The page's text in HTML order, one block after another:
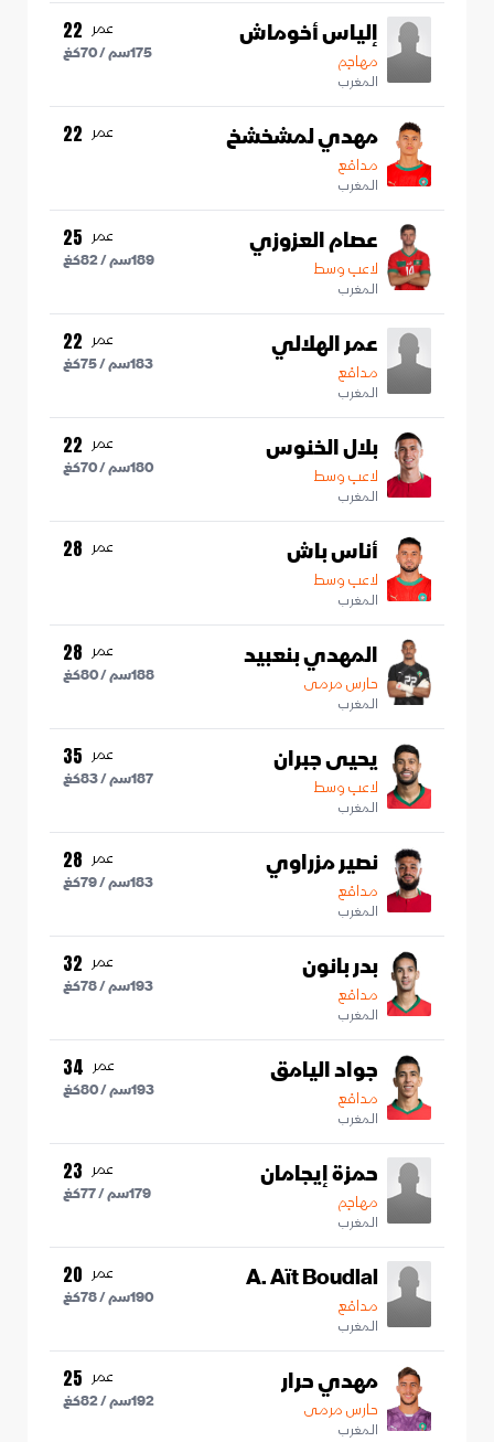
إلياس أخوماش
مهاجم
المغرب
عمر 22
175سم /70كغ
مهدي لمشخشخ
مدافع
المغرب
عمر 22
عصام العزوزي
لاعب وسط
المغرب
عمر 25
189سم /82كغ
عمر الهلالي
مدافع
المغرب
عمر 22
183سم /75كغ
بلال الخنوس
لاعب وسط
المغرب
عمر 22
180سم /70كغ
أناس باش
لاعب وسط
المغرب
عمر 28
المهدي بنعبيد
حارس مرمى
المغرب
عمر 28
188سم /80كغ
يحيى جبران
لاعب وسط
المغرب
عمر 35
187سم /83كغ
نصير مزراوي
مدافع
المغرب
عمر 28
183سم /79كغ
بدر بانون
مدافع
المغرب
عمر 32
193سم /78كغ
جواد اليامق
مدافع
المغرب
عمر 34
193سم /80كغ
حمزة إيجامان
مهاجم
المغرب
عمر 23
179سم /77كغ
A. Aït Boudlal
مدافع
المغرب
عمر 20
190سم /78كغ
مهدي حرار
حارس مرمى
المغرب
عمر 25
192سم /82كغ